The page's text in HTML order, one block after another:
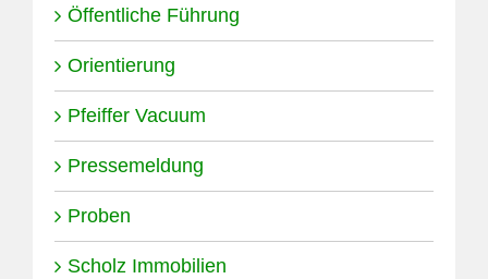
Öffentliche Führung
Orientierung
Pfeiffer Vacuum
Pressemeldung
Proben
Scholz Immobilien